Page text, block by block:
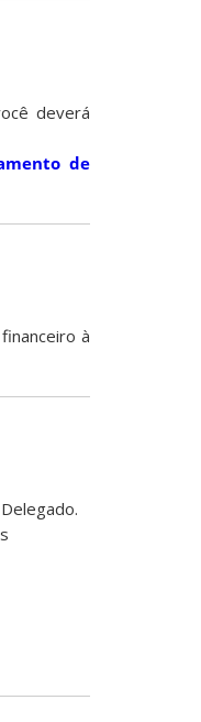
deverá
de
à